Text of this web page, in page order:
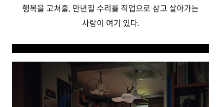
행복을 고쳐줄, 만년필 수리를 직업으로 삼고 살아가는
사람이 여기 있다.